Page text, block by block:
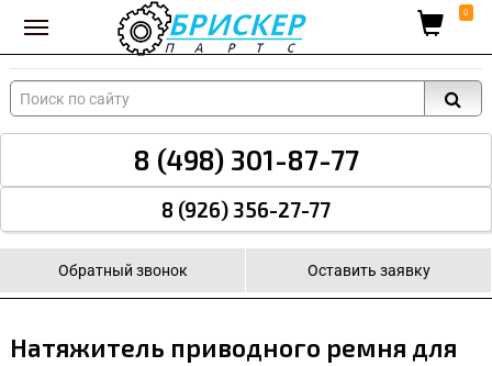
Вход для поставщиков 0
8 (498) 301-87-77
8 (926) 356-27-77
Обратный звонок Оставить заявку
Натяжитель приводного ремня для